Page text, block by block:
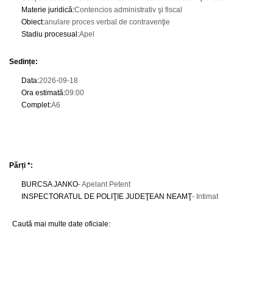
Materie juridică:Contencios administrativ şi fiscal
Obiect:anulare proces verbal de contravenţie
Stadiu procesual :Apel
Sedințe:
Data:2026-09-18
Ora estimată:09:00
Complet:A6
Părți *:
BURCSA JANKO- Apelant Petent
INSPECTORATUL DE POLIŢIE JUDEŢEAN NEAMŢ- Intimat
Caută mai multe date oficiale: